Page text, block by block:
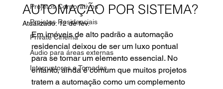
Projetos Corporativos
Projetos Residenciais
Private Cinema
Áudio para áreas externas
Interruptores e Tomadas
AUTOMAÇÃO POR SISTEMA?
Atualizado:12 de fev.
Em imóveis de alto padrão a automação
residencial deixou de ser um luxo pontual
para se tornar um elemento essencial. No
entanto, ainda é comum que muitos projetos
tratem a automação como um complemento